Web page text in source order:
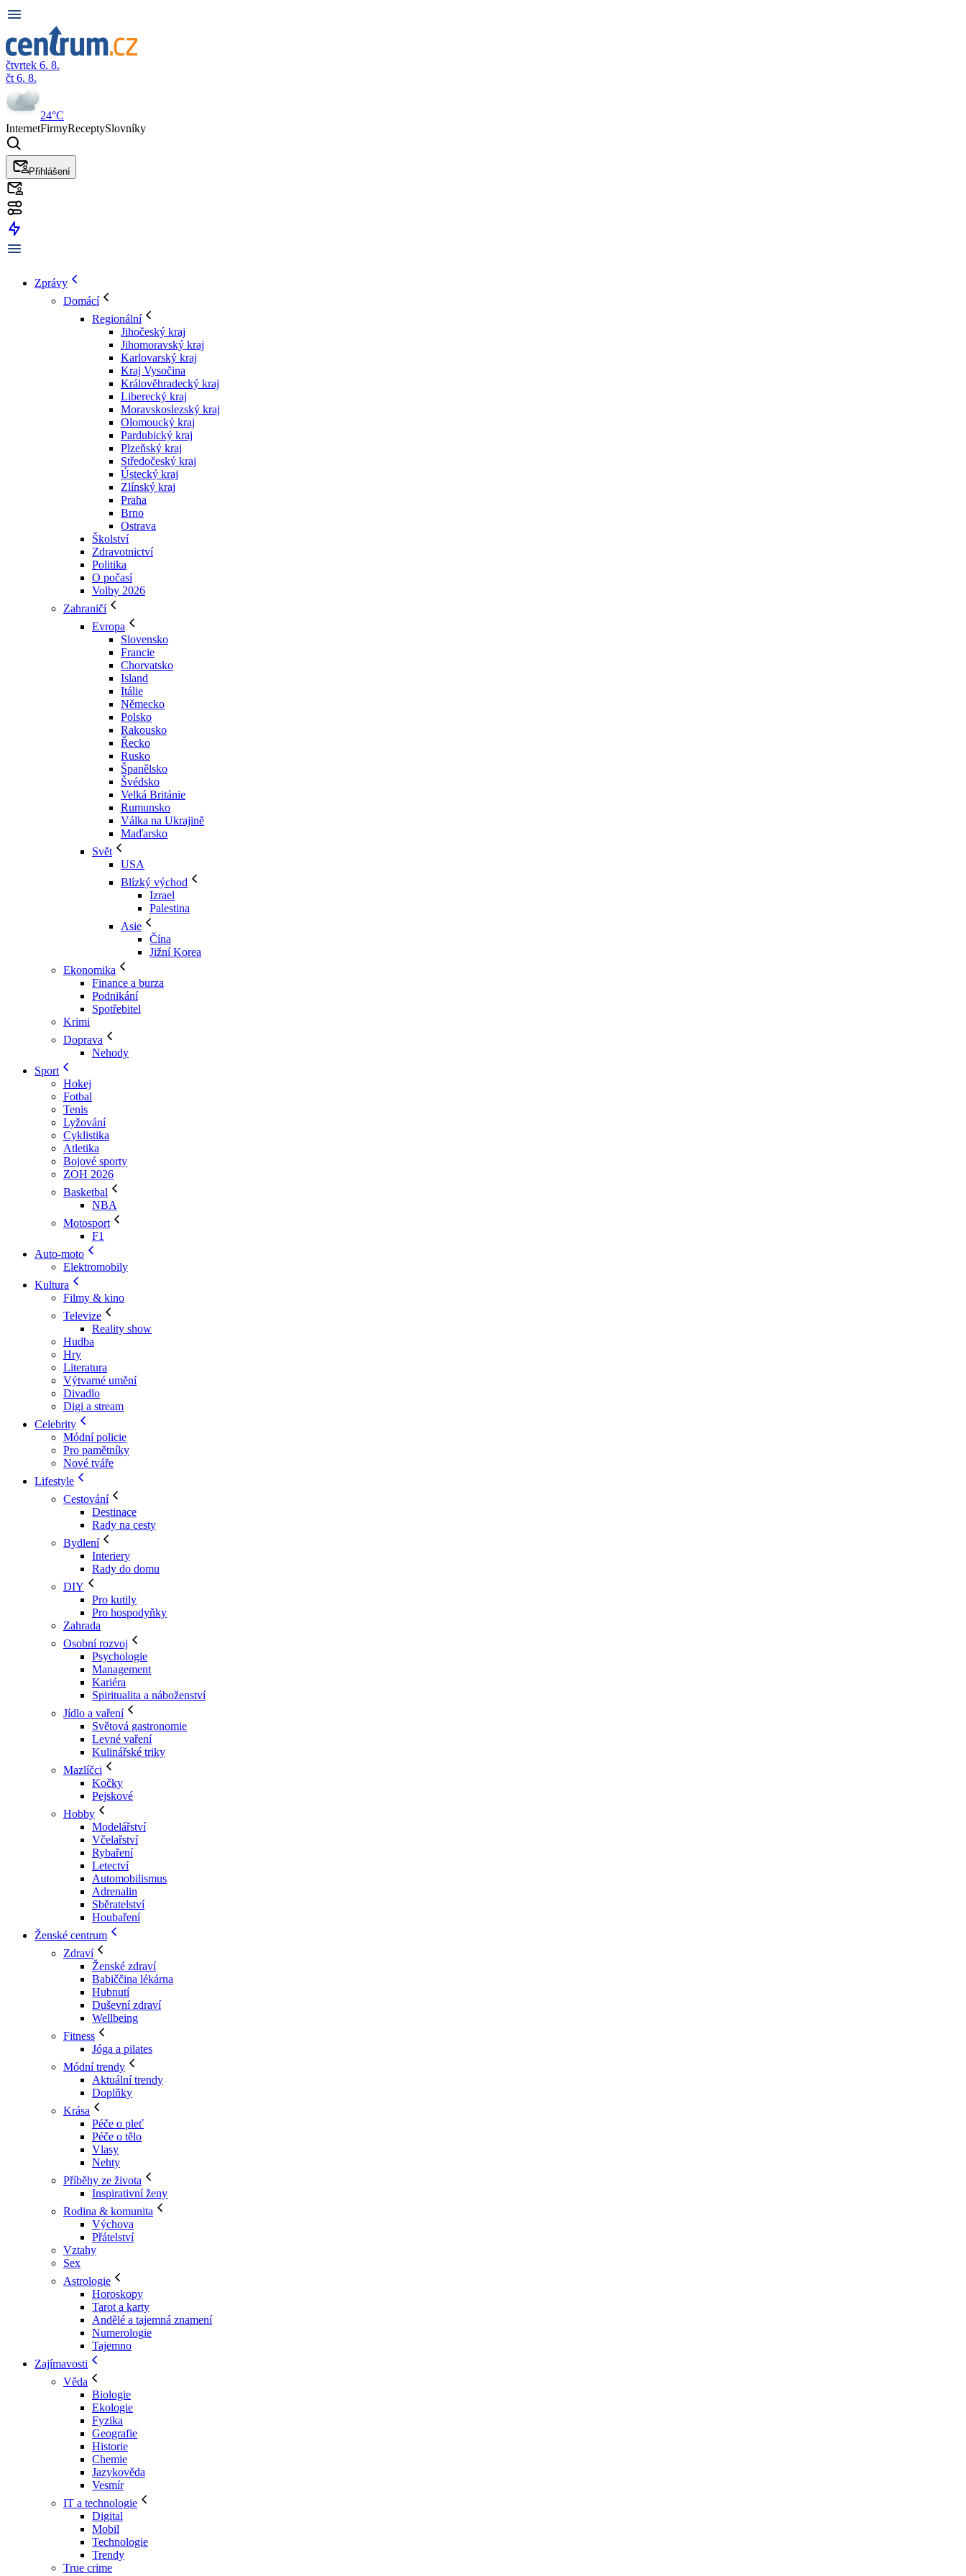
čtvrtek 6. 8.
čt 6. 8.
24°C
InternetFirmyReceptySlovníky
Přihlášení
Zprávy
Domácí
Regionální
Jihočeský kraj
Jihomoravský kraj
Karlovarský kraj
Kraj Vysočina
Králověhradecký kraj
Liberecký kraj
Moravskoslezský kraj
Olomoucký kraj
Pardubický kraj
Plzeňský kraj
Středočeský kraj
Ústecký kraj
Zlínský kraj
Praha
Brno
Ostrava
Školství
Zdravotnictví
Politika
O počasí
Volby 2026
Zahraničí
Evropa
Slovensko
Francie
Chorvatsko
Island
Itálie
Německo
Polsko
Rakousko
Řecko
Rusko
Španělsko
Švédsko
Velká Británie
Rumunsko
Válka na Ukrajině
Maďarsko
Svět
USA
Blízký východ
Izrael
Palestina
Asie
Čína
Jižní Korea
Ekonomika
Finance a burza
Podnikání
Spotřebitel
Krimi
Doprava
Nehody
Sport
Hokej
Fotbal
Tenis
Lyžování
Cyklistika
Atletika
Bojové sporty
ZOH 2026
Basketbal
NBA
Motosport
F1
Auto-moto
Elektromobily
Kultura
Filmy & kino
Televize
Reality show
Hudba
Hry
Literatura
Výtvarné umění
Divadlo
Digi a stream
Celebrity
Módní policie
Pro pamětníky
Nové tváře
Lifestyle
Cestování
Destinace
Rady na cesty
Bydlení
Interiery
Rady do domu
DIY
Pro kutily
Pro hospodyňky
Zahrada
Osobní rozvoj
Psychologie
Management
Kariéra
Spiritualita a náboženství
Jídlo a vaření
Světová gastronomie
Levné vaření
Kulinářské triky
Mazlíčci
Kočky
Pejskové
Hobby
Modelářství
Včelařství
Rybaření
Letectví
Automobilismus
Adrenalin
Sběratelství
Houbaření
Ženské centrum
Zdraví
Ženské zdraví
Babiččina lékárna
Hubnutí
Duševní zdraví
Wellbeing
Fitness
Jóga a pilates
Módní trendy
Aktuální trendy
Doplňky
Krása
Péče o pleť
Péče o tělo
Vlasy
Nehty
Příběhy ze života
Inspirativní ženy
Rodina & komunita
Výchova
Přátelství
Vztahy
Sex
Astrologie
Horoskopy
Tarot a karty
Andělé a tajemná znamení
Numerologie
Tajemno
Zajímavosti
Věda
Biologie
Ekologie
Fyzika
Geografie
Historie
Chemie
Jazykověda
Vesmír
IT a technologie
Digital
Mobil
Technologie
Trendy
True crime